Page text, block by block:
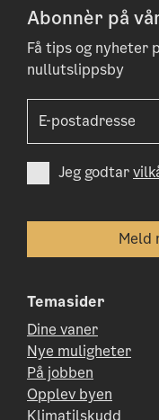
Abonnèr på
Få tips og nyheter
nullutslippsby
Jeg godtar
Temasider
Dine vaner
Nye muligheter
På jobben
Opplev byen